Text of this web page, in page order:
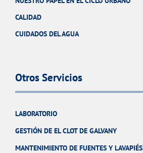
CALIDAD
CUIDADOS DEL AGUA
Otros Servicios
LABORATORIO
GESTIÓN DE EL CLOT DE GALVANY
MANTENIMIENTO DE FUENTES Y LAVAPIÉS